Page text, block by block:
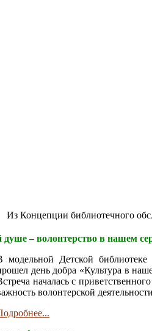
Концепции библиотечного
– волонтерство в нашем
модельной Детской
день добра «Культура в
началась с
волонтерской